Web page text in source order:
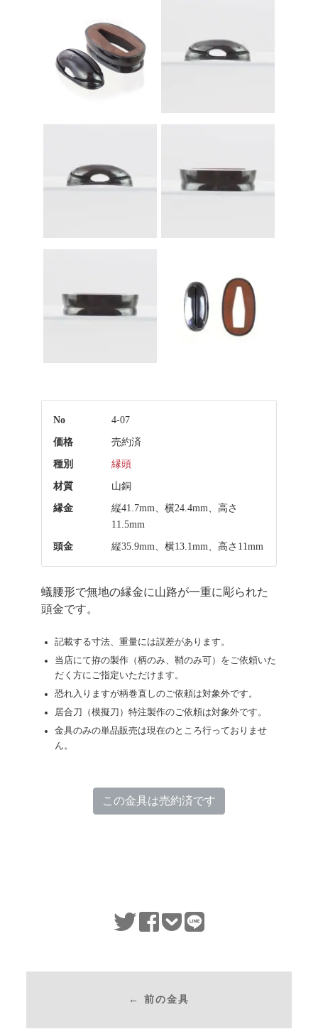
No
4-07
価格
売約済
種別
縁頭
材質
山銅
縁金
縦41.7mm、横24.4mm、高さ
11.5mm
頭金
縦35.9mm、横13.1mm、高さ11mm
蟻腰形で無地の縁金に山路が一重に彫られた
頭金です。
記載する寸法、重量には誤差があります。
当店にて拵の製作（柄のみ、鞘のみ可）をご依頼いた
だく方にご指定いただけます。
恐れ入りますが柄巻直しのご依頼は対象外です。
居合刀（模擬刀）特注製作のご依頼は対象外です。
金具のみの単品販売は現在のところ行っておりませ
ん。
この金具は売約済です
← 前の金具